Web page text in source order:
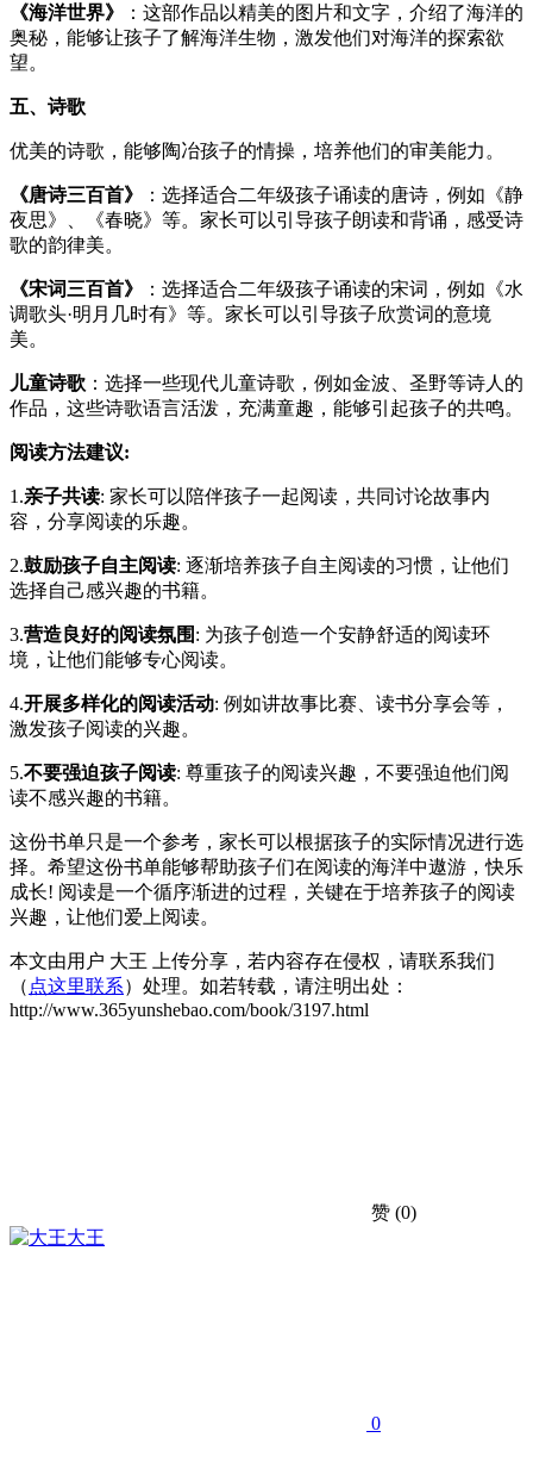
《海洋世界》
：这部作品以精美的图片和文字，介绍了海洋的
奥秘，能够让孩子了解海洋生物，激发他们对海洋的探索欲
望。
五、诗歌
优美的诗歌，能够陶冶孩子的情操，培养他们的审美能力。
《唐诗三百首》
：选择适合二年级孩子诵读的唐诗，例如《静
夜思》、《春晓》等。家长可以引导孩子朗读和背诵，感受诗
歌的韵律美。
《宋词三百首》
：选择适合二年级孩子诵读的宋词，例如《水
调歌头·明月几时有》等。家长可以引导孩子欣赏词的意境
美。
儿童诗歌 ：选择一些现代儿童诗歌，例如金波、圣野等诗人的
作品，这些诗歌语言活泼，充满童趣，能够引起孩子的共鸣。
阅读方法建议:
1.亲子共读: 家长可以陪伴孩子一起阅读，共同讨论故事内
容，分享阅读的乐趣。
2.鼓励孩子自主阅读: 逐渐培养孩子自主阅读的习惯，让他们
选择自己感兴趣的书籍。
3.营造良好的阅读氛围 : 为孩子创造一个安静舒适的阅读环
境，让他们能够专心阅读。
4.开展多样化的阅读活动: 例如讲故事比赛、读书分享会等，
激发孩子阅读的兴趣。
5.不要强迫孩子阅读: 尊重孩子的阅读兴趣，不要强迫他们阅
读不感兴趣的书籍。
这份书单只是一个参考，家长可以根据孩子的实际情况进行选
择。希望这份书单能够帮助孩子们在阅读的海洋中遨游，快乐
成长! 阅读是一个循序渐进的过程，关键在于培养孩子的阅读
兴趣，让他们爱上阅读。
本文由用户 大王 上传分享，若内容存在侵权，请联系我们
（ 点这里联系）处理。如若转载，请注明出处：
http://www.365yunshebao.com/book/3197.html
赞 (0)
大王
0